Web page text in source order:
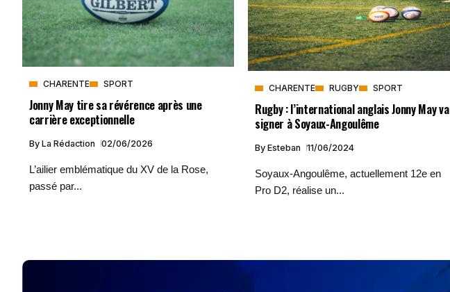
CHARENTE SPORT
Jonny May tire sa révérence après une
carrière exceptionnelle
By La Rédaction 02/06/2026
L’ailier emblématique du XV de la Rose,
passé par...
CHARENTE RUGBY SPORT
Rugby : l’international anglais Jonny May va
signer à Soyaux-Angoulême
By Esteban 11/06/2024
Soyaux-Angoulême, actuellement 12e en
Pro D2, réalise un...